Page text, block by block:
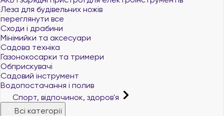
Леза для будівельних ножів
переглянути все
Сходи і драбини
Мінімийки та аксесуари
Садова техніка
Газонокосарки та тримери
Обприскувачі
Садовий інструмент
Водопостачання і полив
Спорт, відпочинок, здоров'я
Всі категорії